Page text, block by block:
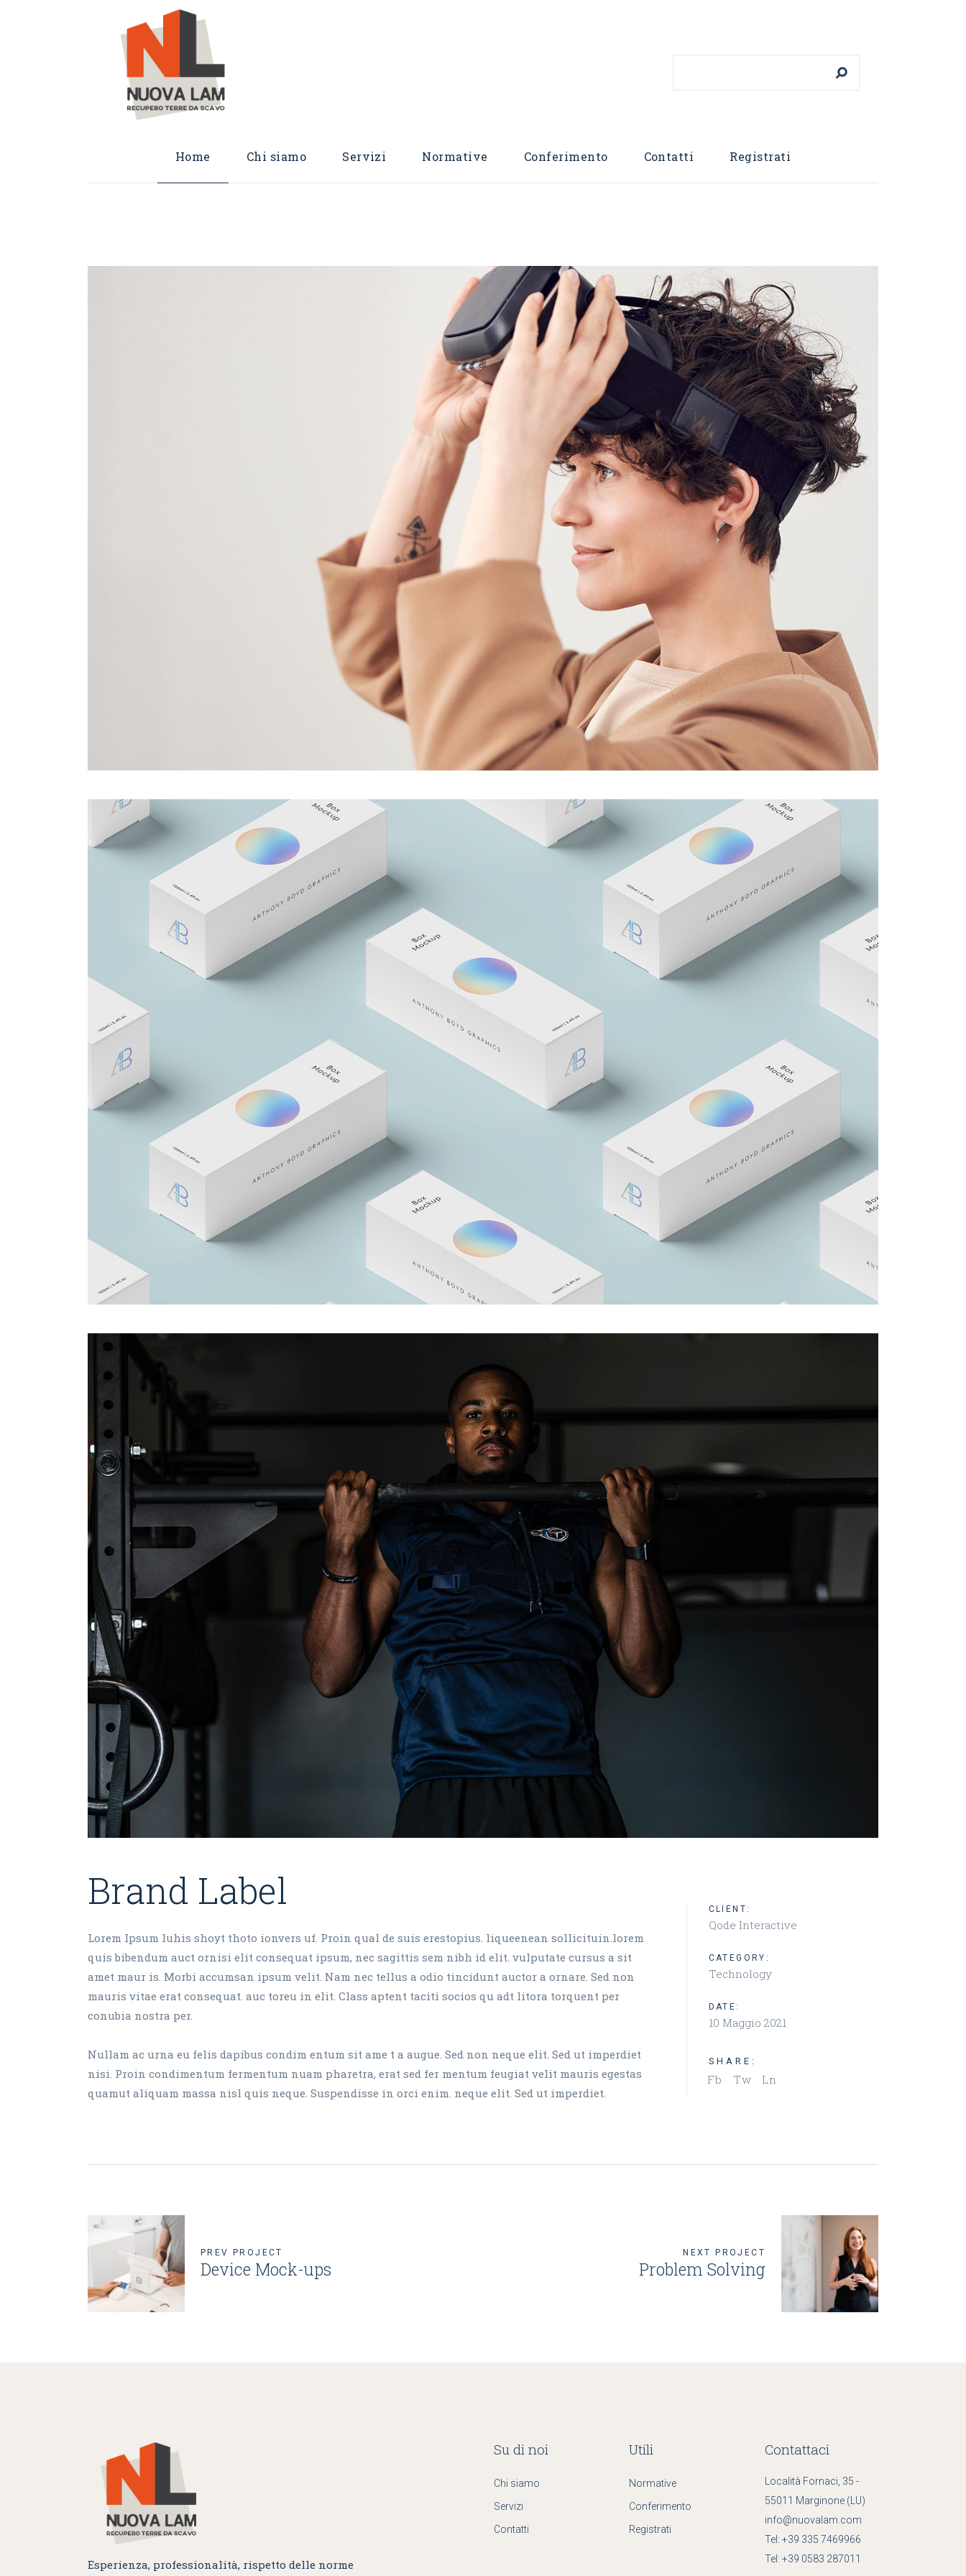
Home Chi siamo Servizi Normative Conferimento Contatti Registrati
Brand Label
Lorem Ipsum luhis shoyt thoto ionvers uf. Proin qual de suis erestopius. liqueenean sollicituin.lorem
quis bibendum auct ornisi elit consequat ipsum, nec sagittis sem nibh id elit. vulputate cursus a sit
amet maur is. Morbi accumsan ipsum velit. Nam nec tellus a odio tincidunt auctor a ornare. Sed non
mauris vitae erat consequat. auc toreu in elit. Class aptent taciti socios qu adt litora torquent per
conubia nostra per.
Nullam ac urna eu felis dapibus condim entum sit ame t a augue. Sed non neque elit. Sed ut imperdiet
nisi. Proin condimentum fermentum nuam pharetra, erat sed fer mentum feugiat velit mauris egestas
quamut aliquam massa nisl quis neque. Suspendisse in orci enim. neque elit. Sed ut imperdiet.
CLIENT:
Qode Interactive
CATEGORY:
Technology
DATE:
10 Maggio 2021
SHARE:
Fb Tw Ln
PREV PROJECT
Device Mock-ups
NEXT PROJECT
Problem Solving
Esperienza, professionalità, rispetto delle norme
Su di noi
Chi siamo
Servizi
Contatti
Utili
Normative
Conferimento
Registrati
Contattaci
Località Fornaci, 35 -
55011 Marginone (LU)
info@nuovalam.com
Tel: +39 335 7469966
Tel: +39 0583 287011